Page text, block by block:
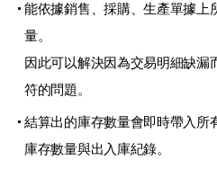
能依據銷售、採購、生產單據上
量。
因此可以解決因為交易明細缺漏
符的問題。
結算出的庫存數量會即時帶入所
庫存數量與出入庫紀錄。